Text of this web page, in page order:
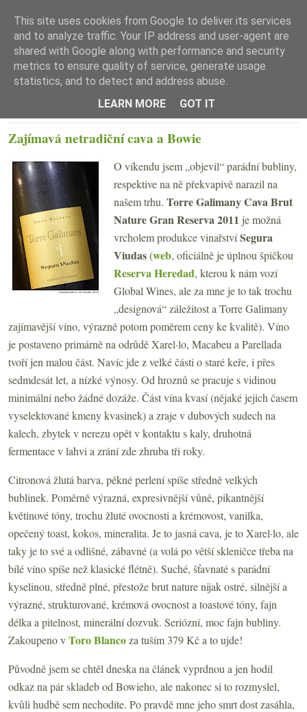
☰ Menu
Zajímavá netradiční cava a Bowie
O víkendu jsem „objevil“ parádní bubliny,
respektive na ně překvapivě narazil na
našem trhu. Torre Galimany Cava Brut
Nature Gran Reserva 2011 je možná
vrcholem produkce vinařstvíSegura
Viudas(web, oficiálně je úplnou špičkou
Reserva Heredad, kterou k nám vozí
Global Wines, ale za mne je to tak trochu
„designová“ záležitost a Torre Galimany
zajímavější víno, výrazně potom poměrem ceny ke kvalitě). Víno
je postaveno primárně na odrůdě Xarel·lo, Macabeu a Parellada
tvoří jen malou část. Navíc jde z velké části o staré keře, i přes
sedmdesát let, a nízké výnosy. Od hroznů se pracuje s vidinou
minimální nebo žádné dozáže. Část vína kvasí (nějaké jejich časem
vyselektované kmeny kvasinek) a zraje v dubových sudech na
kalech, zbytek v nerezu opět v kontaktu s kaly, druhotná
fermentace v lahvi a zrání zde zhruba tři roky.
Citronová žlutá barva, pěkné perlení spíše středně velkých
bublinek. Poměrně výrazná, expresivnější vůně, pikantnější
květinové tóny, trochu žluté ovocnosti a krémovost, vanilka,
opečený toast, kokos, mineralita. Je to jasná cava, je to Xarel·lo, ale
taky je to své a odlišné, zábavné (a volá po větší skleničce třeba na
bílé víno spíše než klasické flétně). Suché, šťavnaté s parádní
kyselinou, středně plné, přestože brut nature nijak ostré, silnější a
výrazné, strukturované, krémová ovocnost a toastové tóny, fajn
délka a pitelnost, minerální dozvuk. Seriózní, moc fajn bubliny.
Zakoupeno vToro Blancoza tuším 379 Kč a to ujde!
Původně jsem se chtěl dneska na článek vyprdnou a jen hodil
odkaz na pár skladeb od Bowieho, ale nakonec si to rozmyslel,
kvůli hudbě sem nechodíte. Po pravdě mne jeho smrt dost zasáhla,
This site uses cookies from Google to deliver its services
and to analyze traffic. Your IP address and user-agent are
shared with Google along with performance and security
metrics to ensure quality of service, generate usage
statistics, and to detect and address abuse.
LEARN MORE
GOT IT